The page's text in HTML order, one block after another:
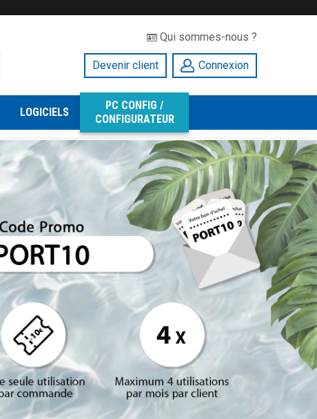
Qui sommes-nous ?
Devenir client Connexion
LOGICIELS
PC CONFIG /
CONFIGURATEUR